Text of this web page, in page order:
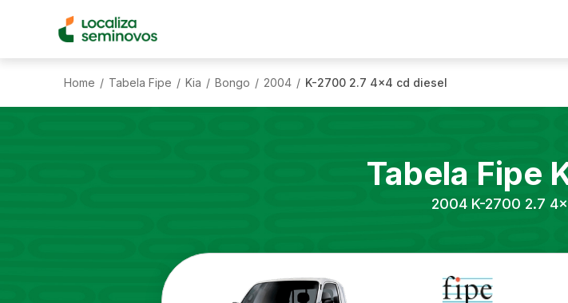
Home / Tabela Fipe / Kia / Bongo / 2004 / K-2700 2.7 4x4 cd diesel
Tabela Fipe
2004 K-2700 2.7